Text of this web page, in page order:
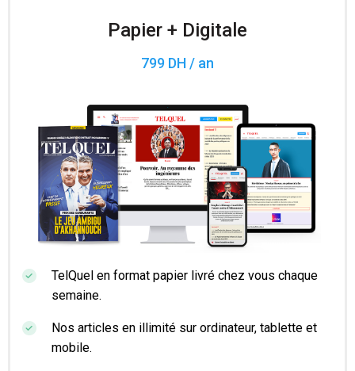
Papier + Digitale
799 DH / an
TelQuel en format papier livré chez vous chaque
semaine.
Nos articles en illimité sur ordinateur, tablette et
mobile.